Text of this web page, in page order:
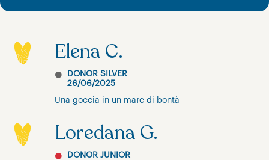
Elena C.
DONOR SILVER
26/06/2025
Una goccia in un mare di bontà
Loredana G.
DONOR JUNIOR